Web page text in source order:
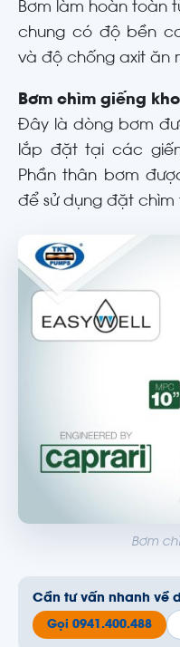
Bơm làm hoàn toàn
chung có độ bền
và độ chống axit ăn
Bơm chìm giếng
Đây là dòng bơm
lắp đặt tại các
Phần thân bơm
để sử dụng đặt
Bơm
Cần tư vấn nhanh về
Gọi 0941.400.488